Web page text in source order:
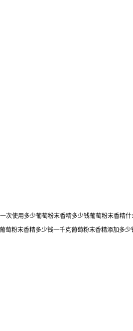
次使用多少葡萄粉末香精多少钱葡萄粉末香精
萄粉末香精多少钱一千克葡萄粉末香精添加多